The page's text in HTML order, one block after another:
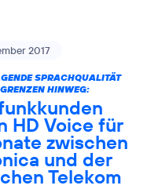
2017
SPRACHQUALITÄT
HINWEG:
HD Voice für
zwischen
und der
Telekom